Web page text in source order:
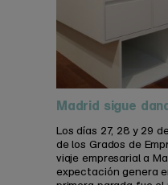
Madrid sigue
Los días 27, 28 y 29
de los Grados de
viaje empresarial a
expectación genera